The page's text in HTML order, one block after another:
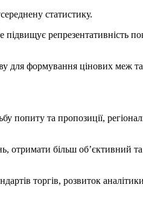
статистику.
репрезентативність
для формування цінових меж та
попиту та пропозиції,
отримати більш об’єктивний
торгів, розвиток